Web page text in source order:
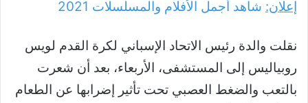
إعلان: شاهد أجمل الأفلام والمسلسلات 2021
نقلت والدة رئيس الاتحاد الإسباني لكرة القدم لويس
روبياليس إلى المستشفى، الأربعاء، بعد أن شعرت
بالتعب والضغط العصبي تحت تأثير إضرابها عن الطعام